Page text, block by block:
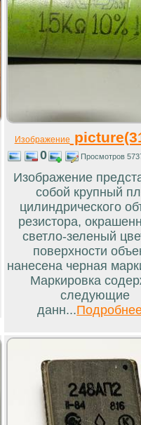
Изображение
0 Просмотров
Изображение
собой крупный
цилиндрического
резистора,
светло-зеленый
поверхности
нанесена черная
Маркировка
следующие
данн...